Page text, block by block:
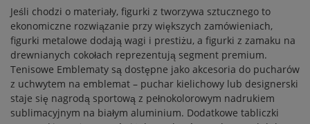
Jeśli chodzi o materiały, figurki z tworzywa sztucznego to
ekonomiczne rozwiązanie przy większych zamówieniach,
figurki metalowe dodają wagi i prestiżu, a figurki z zamaku na
drewnianych cokołach reprezentują segment premium.
Tenisowe Emblematy są dostępne jako akcesoria do pucharów
z uchwytem na emblemat – puchar kielichowy lub designerski
staje się nagrodą sportową z pełnokolorowym nadrukiem
sublimacyjnym na białym aluminium. Dodatkowe tabliczki